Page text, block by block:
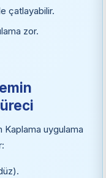
çatlayabilir.
zor.
Kaplama uygulama